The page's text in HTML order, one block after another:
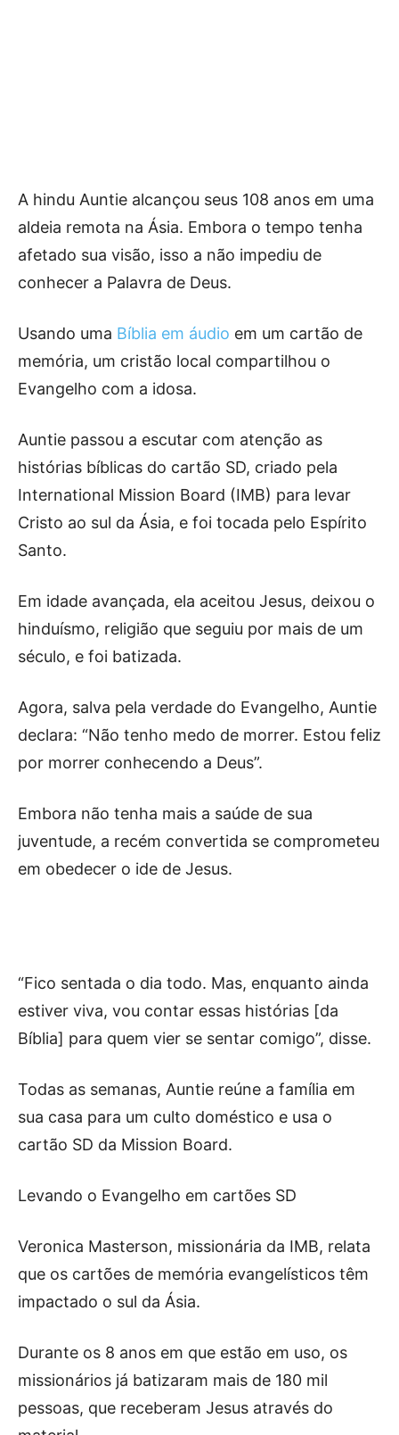
A hindu Auntie alcançou seus 108 anos em uma
aldeia remota na Ásia. Embora o tempo tenha
afetado sua visão, isso a não impediu de
conhecer a Palavra de Deus.
Usando uma Bíblia em áudio em um cartão de
memória, um cristão local compartilhou o
Evangelho com a idosa.
Auntie passou a escutar com atenção as
histórias bíblicas do cartão SD, criado pela
International Mission Board (IMB) para levar
Cristo ao sul da Ásia, e foi tocada pelo Espírito
Santo.
Em idade avançada, ela aceitou Jesus, deixou o
hinduísmo, religião que seguiu por mais de um
século, e foi batizada.
Agora, salva pela verdade do Evangelho, Auntie
declara: “Não tenho medo de morrer. Estou feliz
por morrer conhecendo a Deus”.
Embora não tenha mais a saúde de sua
juventude, a recém convertida se comprometeu
em obedecer o ide de Jesus.
“Fico sentada o dia todo. Mas, enquanto ainda
estiver viva, vou contar essas histórias [da
Bíblia] para quem vier se sentar comigo”, disse.
Todas as semanas, Auntie reúne a família em
sua casa para um culto doméstico e usa o
cartão SD da Mission Board.
Levando o Evangelho em cartões SD
Veronica Masterson, missionária da IMB, relata
que os cartões de memória evangelísticos têm
impactado o sul da Ásia.
Durante os 8 anos em que estão em uso, os
missionários já batizaram mais de 180 mil
pessoas, que receberam Jesus através do